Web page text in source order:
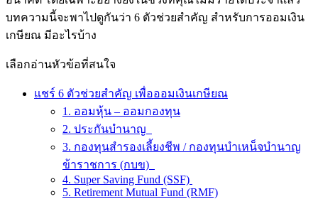
บทความนี้จะพาไปดูกันว่า 6 ตัวช่วยสำคัญ สำหรับการออมเงิน
เกษียณ มีอะไรบ้าง
เลือกอ่านหัวข้อที่สนใจ
แชร์ 6 ตัวช่วยสำคัญ เพื่อออมเงินเกษียณ
1. ออมหุ้น – ออมกองทุน
2. ประกันบำนาญ
3. กองทุนสำรองเลี้ยงชีพ / กองทุนบำเหน็จบำนาญ
ข้าราชการ (กบข)
4. Super Saving Fund (SSF)
5. Retirement Mutual Fund (RMF)